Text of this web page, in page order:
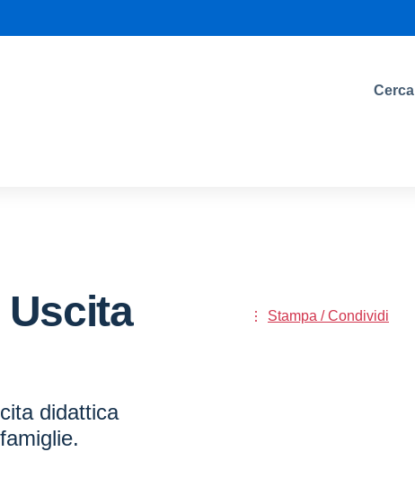
Cerca
didattica
Stampa / Condividi